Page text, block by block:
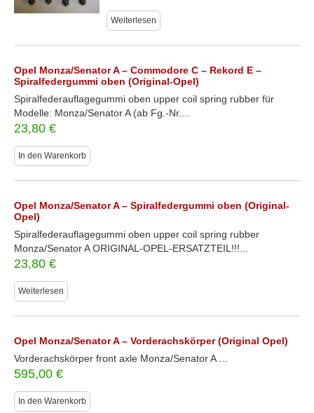
Weiterlesen
Opel Monza/Senator A – Commodore C – Rekord E –
Spiralfedergummi oben (Original-Opel)
Spiralfederauflagegummi oben upper coil spring rubber für
Modelle: Monza/Senator A (ab Fg.-Nr....
23,80 €
In den Warenkorb
Opel Monza/Senator A – Spiralfedergummi oben (Original-
Opel)
Spiralfederauflagegummi oben upper coil spring rubber
Monza/Senator A ORIGINAL-OPEL-ERSATZTEIL!!!...
23,80 €
Weiterlesen
Opel Monza/Senator A – Vorderachskörper (Original Opel)
Vorderachskörper front axle Monza/Senator A ...
595,00 €
In den Warenkorb